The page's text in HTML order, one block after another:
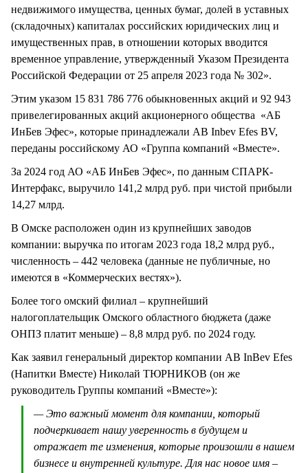
недвижимого имущества, ценных бумаг, долей в уставных
(складочных) капиталах российских юридических лиц и
имущественных прав, в отношении которых вводится
временное управление, утвержденный Указом Президента
Российской Федерации от 25 апреля 2023 года № 302».
Этим указом 15 831 786 776 обыкновенных акций и 92 943
привелегированных акций акционерного общества «АБ
ИнБев Эфес», которые принадлежали АВ Inbev Efes BV,
переданы российскому АО «Группа компаний «Вместе».
За 2024 год АО «АБ ИнБев Эфес», по данным СПАРК-
Интерфакс, выручило 141,2 млрд руб. при чистой прибыли
14,27 млрд.
В Омске расположен один из крупнейших заводов
компании: выручка по итогам 2023 года 18,2 млрд руб.,
численность – 442 человека (данные не публичные, но
имеются в «Коммерческих вестях»).
Более того омский филиал – крупнейший
налогоплательщик Омского областного бюджета (даже
ОНПЗ платит меньше) – 8,8 млрд руб. по 2024 году.
Как заявил генеральный директор компании AB InBev Efes
(Напитки Вместе) Николай ТЮРНИКОВ (он же
руководитель Группы компаний «Вместе»):
— Это важный момент для компании, который
подчеркивает нашу уверенность в будущем и
отражает те изменения, которые произошли в нашем
бизнесе и внутренней культуре. Для нас новое имя –